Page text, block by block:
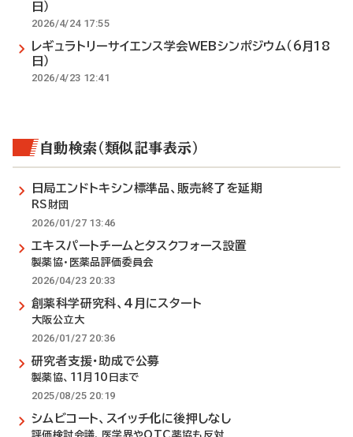
日）
2026/4/24 17:55
レギュラトリーサイエンス学会WEBシンポジウム（6月18
日）
2026/4/23 12:41
自動検索（類似記事表示）
日局エンドトキシン標準品、販売終了を延期
RS財団
2026/01/27 13:46
エキスパートチームとタスクフォース設置
製薬協・医薬品評価委員会
2026/04/23 20:33
創薬科学研究科、4月にスタート
大阪公立大
2026/01/27 20:36
研究者支援・助成で公募
製薬協、11月10日まで
2025/08/25 20:19
シムビコート、スイッチ化に後押しなし